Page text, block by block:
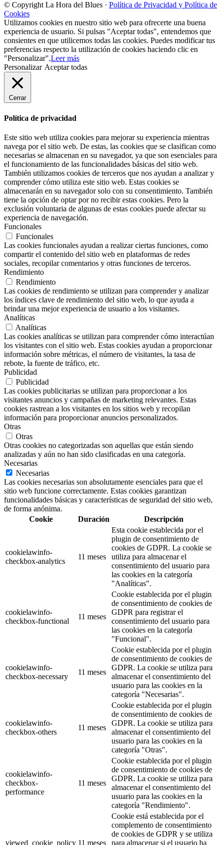
© Copyright La Hora del Blues · Política de Privacidad y Política de
Cookies
Utilizamos cookies en nuestro sitio web para ofrecerte una buena
experiencia de usuario. Si pulsas "Aceptar todas", entendemos que
consientes en que utilicemos todas las cookies. Puedes modificar tus
preferencias respecto la utilización de cookies haciendo clic en
"Personalizar".Leer más
Personalizar Aceptar todas
Cerrar
Política de privacidad
Este sitio web utiliza cookies para mejorar su experiencia mientras
navega por el sitio web. De estas, las cookies que se clasifican como
necesarias se almacenan en su navegador, ya que son esenciales para
el funcionamiento de las funcionalidades básicas del sitio web.
También utilizamos cookies de terceros que nos ayudan a analizar y
comprender cómo utiliza este sitio web. Estas cookies se
almacenarán en su navegador solo con su consentimiento. También
tiene la opción de optar por no recibir estas cookies. Pero la
exclusión voluntaria de algunas de estas cookies puede afectar su
experiencia de navegación.
Funcionales
Funcionales
Las cookies funcionales ayudan a realizar ciertas funciones, como
compartir el contenido del sitio web en plataformas de redes
sociales, recopilar comentarios y otras funciones de terceros.
Rendimiento
Rendimiento
Las cookies de rendimiento se utilizan para comprender y analizar
los índices clave de rendimiento del sitio web, lo que ayuda a
brindar una mejor experiencia de usuario a los visitantes.
Analíticas
Analíticas
Las cookies analíticas se utilizan para comprender cómo interactúan
los visitantes con el sitio web. Estas cookies ayudan a proporcionar
información sobre métricas, el número de visitantes, la tasa de
rebote, la fuente de tráfico, etc.
Publicidad
Publicidad
Las cookies publicitarias se utilizan para proporcionar a los
visitantes anuncios y campañas de marketing relevantes. Estas
cookies rastrean a los visitantes en los sitios web y recopilan
información para proporcionar anuncios personalizados.
Otras
Otras
Otras cookies no categorizadas son aquellas que están siendo
analizadas y aún no han sido clasificadas en una categoría.
Necesarias
Necesarias
Las cookies necesarias son absolutamente esenciales para que el
sitio web funcione correctamente. Estas cookies garantizan
funcionalidades básicas y características de seguridad del sitio web,
de forma anónima.
Cookie
Duración Descripción
cookielawinfo-
checkbox-analytics
11 meses
Esta cookie establecida por el
plugin de consentimiento de
cookies de GDPR. La cookie se
utiliza para almacenar el
consentimiento del usuario para
las cookies en la categoría
"Analíticas".
cookielawinfo-
checkbox-functional
11 meses
Cookie establecida por el plugin
de consentimiento de cookies de
GDPR para registrar el
consentimiento del usuario para
las cookies en la categoría
"Funcional".
cookielawinfo-
checkbox-necessary
11 meses
Cookie establecida por el plugin
de consentimiento de cookies de
GDPR. La cookie se utiliza para
almacenar el consentimiento del
usuario para las cookies en la
categoría "Necesarias".
cookielawinfo-
checkbox-others
11 meses
Cookie establecida por el plugin
de consentimiento de cookies de
GDPR. La cookie se utiliza para
almacenar el consentimiento del
usuario para las cookies en la
categoría "Otras".
cookielawinfo-
checkbox-
performance
11 meses
Cookie establecida por el plugin
de consentimiento de cookies de
GDPR. La cookie se utiliza para
almacenar el consentimiento del
usuario para las cookies en la
categoría "Rendimiento".
viewed_cookie_policy 11 meses
Cookie está establecida por el
complemento de consentimiento
de cookies de GDPR y se utiliza
para almacenar si el usuario ha